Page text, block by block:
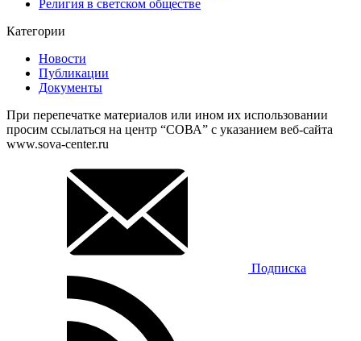
Религия в светском обществе
Категории
Новости
Публикации
Документы
При перепечатке материалов или ином их использовании
просим ссылаться на центр “СОВА” с указанием веб-сайта
www.sova-center.ru
Подписка